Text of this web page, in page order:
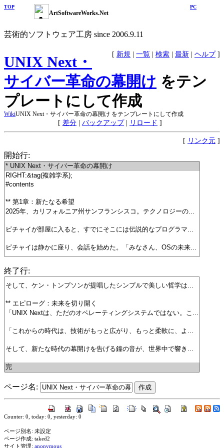
TOP PC
ArtSoftwareWorks.Net
芸術的ソフトウェア工房 since 2006.9.11
[ 新規 | 一覧 | 検索 | 最新 | ヘルプ]
UNIX Next・
サイバー革命の幕開け をテン
プレートにして作成
WikiUNIX Next・サイバー革命の幕開け をテンプレートにして作成
[ 差分 | バックアップ| リロード ]
[ リンク元 ]
開始行:
終了行:
ページ名:
Counter: 0, today: 0, yesterday: 0
ページ別名: 未設定
ページ作成: taked2
サイト管理: anonymous